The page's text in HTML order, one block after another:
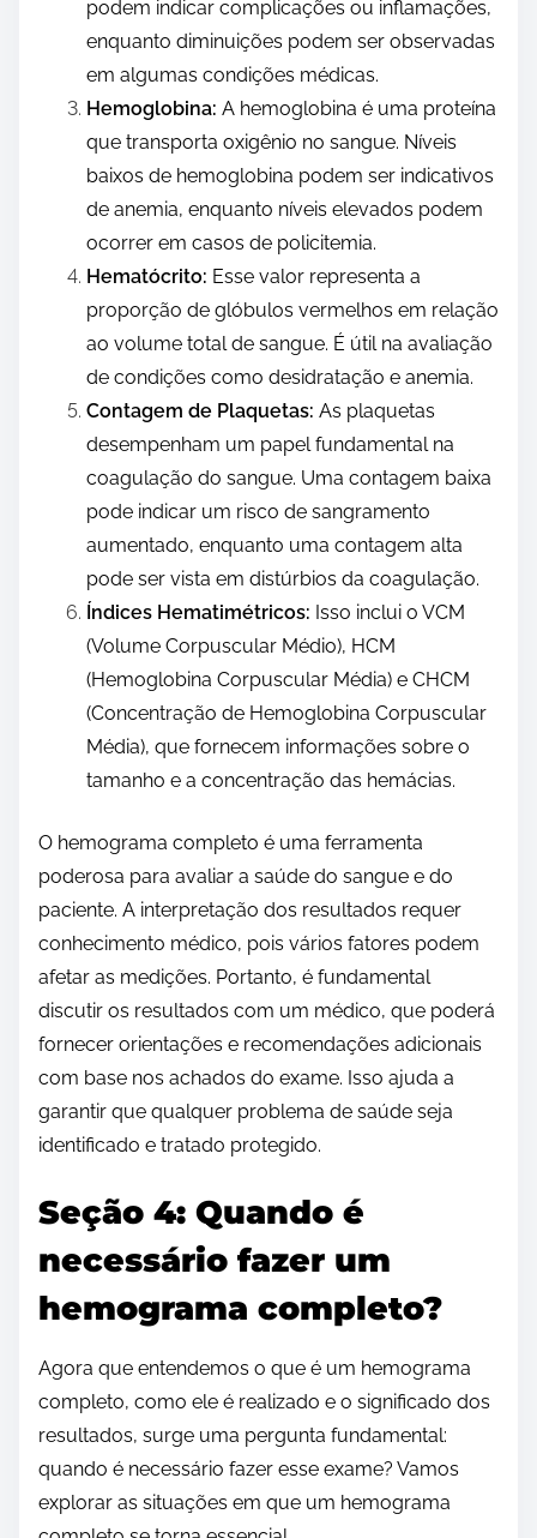
podem indicar complicações ou inflamações,
enquanto diminuições podem ser observadas
em algumas condições médicas.
Hemoglobina: A hemoglobina é uma proteína
que transporta oxigênio no sangue. Níveis
baixos de hemoglobina podem ser indicativos
de anemia, enquanto níveis elevados podem
ocorrer em casos de policitemia.
Hematócrito: Esse valor representa a
proporção de glóbulos vermelhos em relação
ao volume total de sangue. É útil na avaliação
de condições como desidratação e anemia.
Contagem de Plaquetas: As plaquetas
desempenham um papel fundamental na
coagulação do sangue. Uma contagem baixa
pode indicar um risco de sangramento
aumentado, enquanto uma contagem alta
pode ser vista em distúrbios da coagulação.
Índices Hematimétricos: Isso inclui o VCM
(Volume Corpuscular Médio), HCM
(Hemoglobina Corpuscular Média) e CHCM
(Concentração de Hemoglobina Corpuscular
Média), que fornecem informações sobre o
tamanho e a concentração das hemácias.
O hemograma completo é uma ferramenta
poderosa para avaliar a saúde do sangue e do
paciente. A interpretação dos resultados requer
conhecimento médico, pois vários fatores podem
afetar as medições. Portanto, é fundamental
discutir os resultados com um médico, que poderá
fornecer orientações e recomendações adicionais
com base nos achados do exame. Isso ajuda a
garantir que qualquer problema de saúde seja
identificado e tratado protegido.
Seção 4: Quando é
necessário fazer um
hemograma completo?
Agora que entendemos o que é um hemograma
completo, como ele é realizado e o significado dos
resultados, surge uma pergunta fundamental:
quando é necessário fazer esse exame? Vamos
explorar as situações em que um hemograma